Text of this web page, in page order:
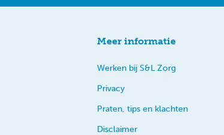
Meer informatie
Werken bij S&L Zorg
Privacy
Praten, tips en klachten
Disclaimer